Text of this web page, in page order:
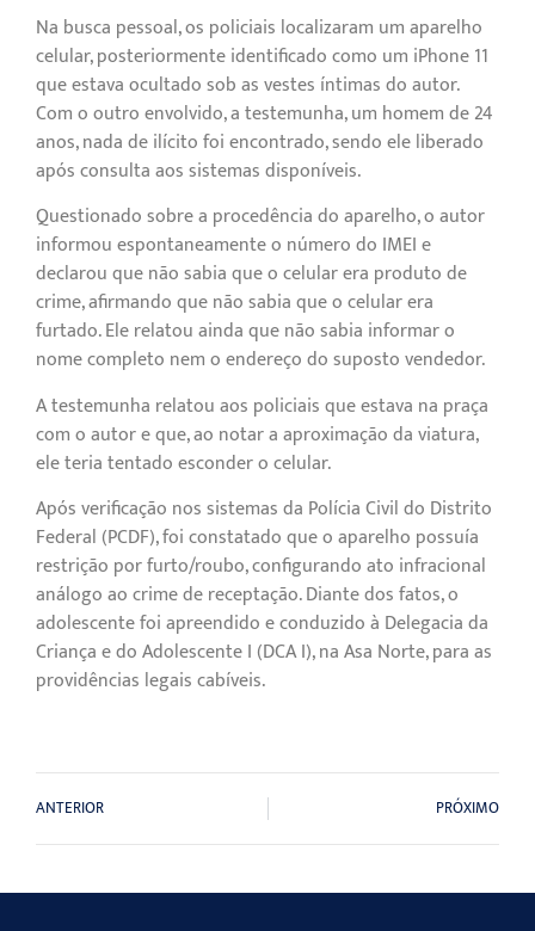
Na busca pessoal, os policiais localizaram um aparelho
celular, posteriormente identificado como um iPhone 11
que estava ocultado sob as vestes íntimas do autor.
Com o outro envolvido, a testemunha, um homem de 24
anos, nada de ilícito foi encontrado, sendo ele liberado
após consulta aos sistemas disponíveis.
Questionado sobre a procedência do aparelho, o autor
informou espontaneamente o número do IMEI e
declarou que não sabia que o celular era produto de
crime, afirmando que não sabia que o celular era
furtado. Ele relatou ainda que não sabia informar o
nome completo nem o endereço do suposto vendedor.
A testemunha relatou aos policiais que estava na praça
com o autor e que, ao notar a aproximação da viatura,
ele teria tentado esconder o celular.
Após verificação nos sistemas da Polícia Civil do Distrito
Federal (PCDF), foi constatado que o aparelho possuía
restrição por furto/roubo, configurando ato infracional
análogo ao crime de receptação. Diante dos fatos, o
adolescente foi apreendido e conduzido à Delegacia da
Criança e do Adolescente I (DCA I), na Asa Norte, para as
providências legais cabíveis.
ANTERIOR PRÓXIMO